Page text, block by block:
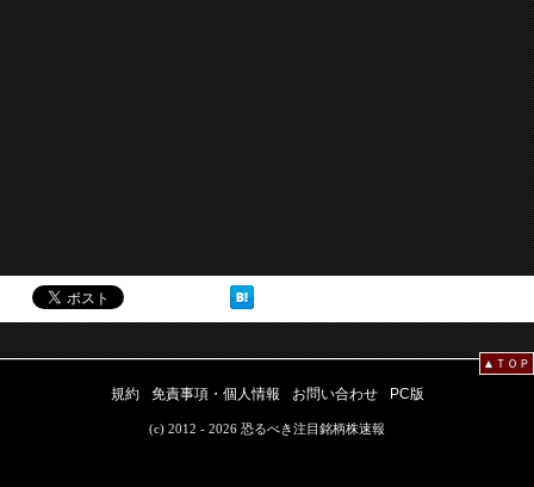
▲ＴＯＰ
規約 免責事項・個人情報 お問い合わせ PC版
(c) 2012 - 2026 恐るべき注目銘柄株速報